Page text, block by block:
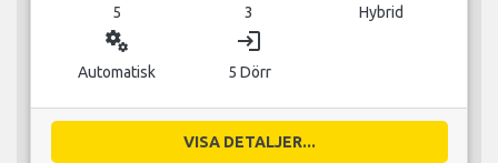
5 3 Hybrid
miscellaneous_services
Automatisk
login
5 Dörr
VISA DETALJER...